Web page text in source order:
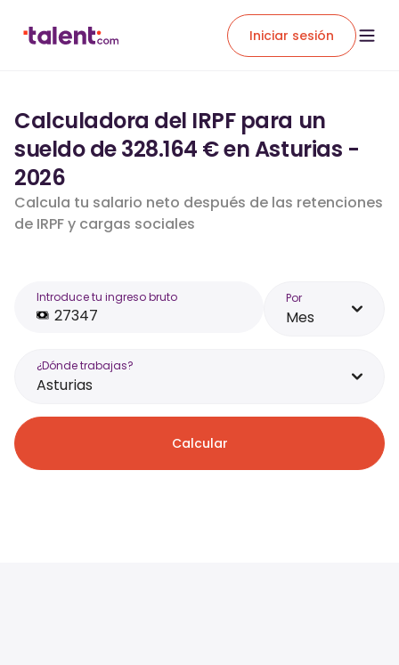
Iniciar sesión
Calculadora del IRPF para un
sueldo de 328.164 € en Asturias -
2026
Calcula tu salario neto después de las retenciones
de IRPF y cargas sociales
Introduce tu ingreso bruto Por
Mes
¿Dónde trabajas?
Asturias
Calcular